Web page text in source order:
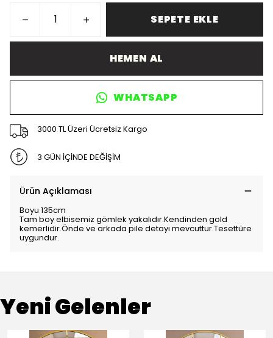
SEPETE EKLE
HEMEN AL
WHATSAPP
3000 TL Üzeri Ücretsiz Kargo
3 GÜN İÇİNDE DEĞİŞİM
Ürün Açıklaması
Boyu 135cm
Tam boy elbisemiz gömlek yakalıdır.Kendinden gold
kemerlidir.Önde ve arkada pile detayı mevcuttur.Tesettüre
uygundur.
Yeni Gelenler